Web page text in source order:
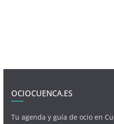
OCIOCUENCA.ES
Tu agenda y guía de ocio en